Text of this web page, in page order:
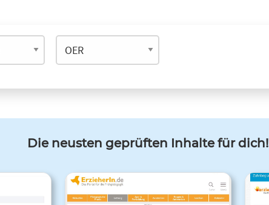
Die neusten geprüften Inhalte für dich!